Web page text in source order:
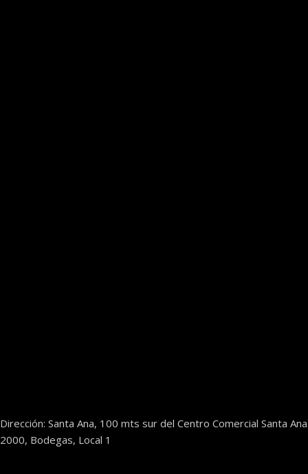
Dirección: Santa Ana, 100 mts sur del Centro Comercial Santa Ana
2000, Bodegas, Local 1